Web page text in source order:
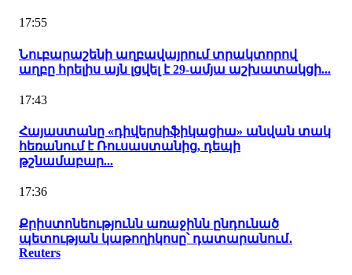
17:55
Նուբարաշենի աղբավայրում տրակտորով
աղբը հրելիս այն լցվել է 29-ամյա աշխատակցի...
17:43
Հայաստանը «դիվերսիֆիկացիա» անվան տակ
հեռանում է Ռուսաստանից, դեպի
թշնամաբար...
17:36
Քրիստոնեությունն առաջինն ընդունած
պետության կաթողիկոսը՝ դատարանում․
Reuters